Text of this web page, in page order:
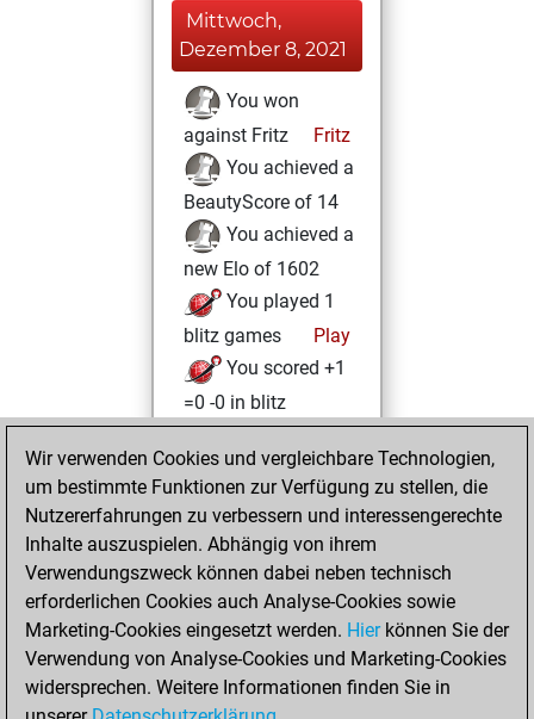
Mittwoch,
Dezember 8, 2021
You won
against Fritz
Fritz
You achieved a
BeautyScore of 14
You achieved a
new Elo of 1602
You played 1
blitz games
Play
You scored +1
=0 -0 in blitz
Dienstag,
November 30,
2021
You created
your Studies account
Studies
Sonntag,
Mai 16, 2021
Wir verwenden Cookies und vergleichbare Technologien,
um bestimmte Funktionen zur Verfügung zu stellen, die
Nutzererfahrungen zu verbessern und interessengerechte
Inhalte auszuspielen. Abhängig von ihrem
Verwendungszweck können dabei neben technisch
erforderlichen Cookies auch Analyse-Cookies sowie
Marketing-Cookies eingesetzt werden. Hierkönnen Sie der
Verwendung von Analyse-Cookies und Marketing-Cookies
widersprechen. Weitere Informationen finden Sie in